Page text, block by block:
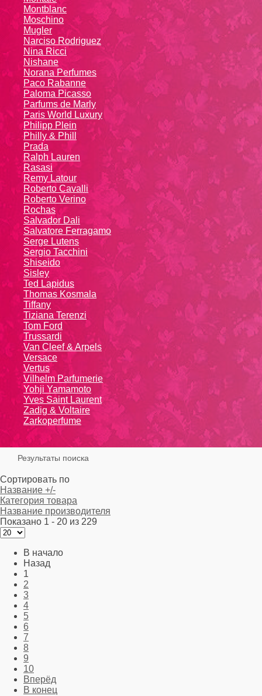
Montblanc
Moschino
Mugler
Narciso Rodriguez
Nina Ricci
Nishane
Norana Perfumes
Paco Rabanne
Paloma Picasso
Parfums de Marly
Paris World Luxury
Philipp Plein
Philly & Phill
Prada
Ralph Lauren
Rasasi
Remy Latour
Roberto Cavalli
Roberto Verino
Rochas
Salvador Dali
Salvatore Ferragamo
Serge Lutens
Sergio Tacchini
Shiseido
Sisley
Ted Lapidus
Thomas Kosmala
Tiffany
Tiziana Terenzi
Tom Ford
Trussardi
Van Cleef & Arpels
Versace
Vertus
Vilhelm Parfumerie
Yohji Yamamoto
Yvеs Sаint Lаurеnt
Zadig & Voltaire
Zarkoperfume
Результаты поиска
Сортировать по
Название +/-
Категория товара
Название производителя
Показано 1 - 20 из 229
В начало
Назад
1
2
3
4
5
6
7
8
9
10
Вперёд
В конец